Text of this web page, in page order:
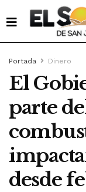
Portada Dinero
El
parte
desde